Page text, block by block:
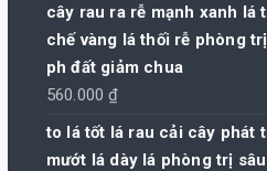
cây rau ra rễ mạnh xanh lá
chế vàng lá thối rễ phòng
ph đất giảm chua
560.000₫
to lá tốt lá rau cải cây phát
mướt lá dày lá phòng trị